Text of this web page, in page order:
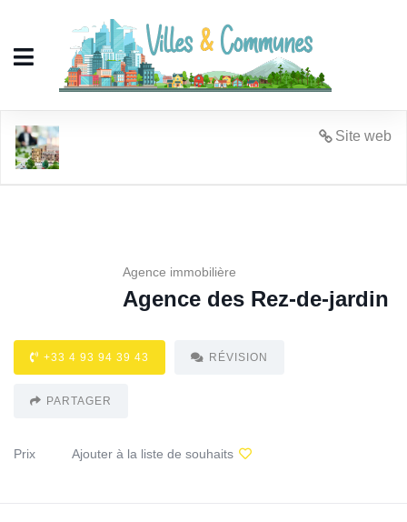
Site web
Agence immobilière
Agence des Rez-de-jardin
+33 4 93 94 39 43 RÉVISION
PARTAGER
Prix Ajouter à la liste de souhaits